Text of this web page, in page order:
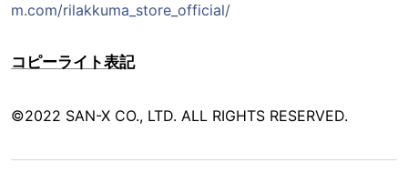
m.com/rilakkuma_store_official/
コピーライト表記
©2022 SAN-X CO., LTD. ALL RIGHTS RESERVED.